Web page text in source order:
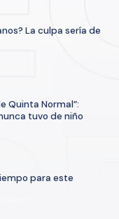
La culpa sería de
Quinta Normal”:
tuvo de niño
para este